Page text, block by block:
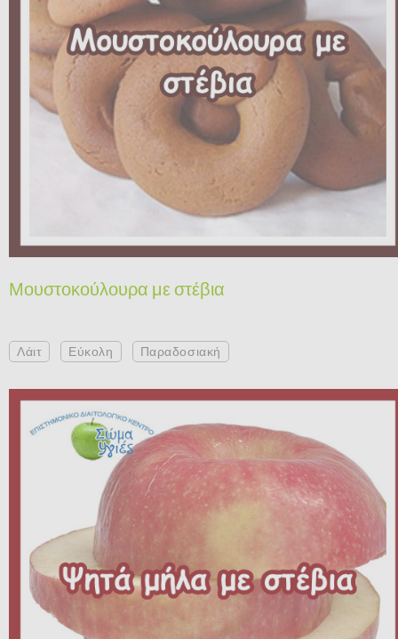
Μουστοκούλουρα με στέβια
Λάιτ Εύκολη Παραδοσιακή